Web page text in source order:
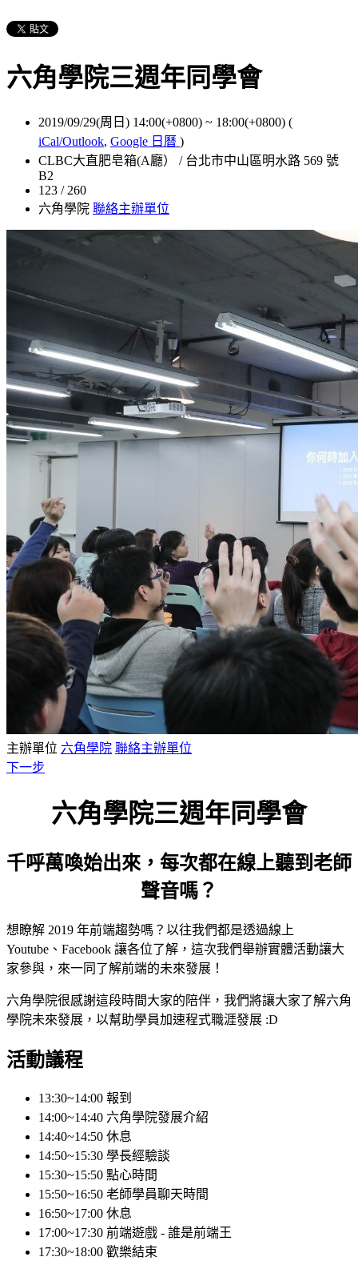
六角學院三週年同學會
2019/09/29(周日) 14:00(+0800) ~ 18:00(+0800) (
iCal/Outlook, Google 日曆 )
CLBC大直肥皂箱(A廳） / 台北市中山區明水路 569 號
B2
123 / 260
六角學院 聯絡主辦單位
主辦單位 六角學院 聯絡主辦單位
下一步
六角學院三週年同學會
千呼萬喚始出來，每次都在線上聽到老師
聲音嗎？
想瞭解 2019 年前端趨勢嗎？以往我們都是透過線上
Youtube、Facebook 讓各位了解，這次我們舉辦實體活動讓大
家參與，來一同了解前端的未來發展！
六角學院很感謝這段時間大家的陪伴，我們將讓大家了解六角
學院未來發展，以幫助學員加速程式職涯發展 :D
活動議程
13:30~14:00 報到
14:00~14:40 六角學院發展介紹
14:40~14:50 休息
14:50~15:30 學長經驗談
15:30~15:50 點心時間
15:50~16:50 老師學員聊天時間
16:50~17:00 休息
17:00~17:30 前端遊戲 - 誰是前端王
17:30~18:00 歡樂結束